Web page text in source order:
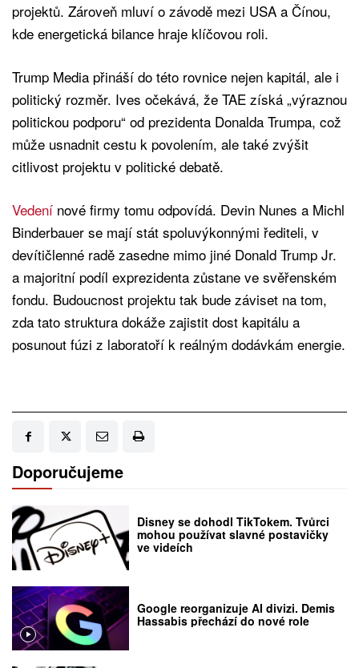
projektů. Zároveň mluví o závodě mezi USA a Čínou,
kde energetická bilance hraje klíčovou roli.
Trump Media přináší do této rovnice nejen kapitál, ale i
politický rozměr. Ives očekává, že TAE získá „výraznou
politickou podporu“ od prezidenta Donalda Trumpa, což
může usnadnit cestu k povolením, ale také zvýšit
citlivost projektu v politické debatě.
Vedení nové firmy tomu odpovídá. Devin Nunes a Michl
Binderbauer se mají stát spoluvýkonnými řediteli, v
devítičlenné radě zasedne mimo jiné Donald Trump Jr.
a majoritní podíl exprezidenta zůstane ve svěřenském
fondu. Budoucnost projektu tak bude záviset na tom,
zda tato struktura dokáže zajistit dost kapitálu a
posunout fúzi z laboratoří k reálným dodávkám energie.
Doporučujeme
Disney se dohodl TikTokem. Tvůrci
mohou používat slavné postavičky
ve videích
Google reorganizuje AI divizi. Demis
Hassabis přechází do nové role